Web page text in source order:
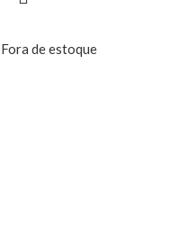
Fora de estoque